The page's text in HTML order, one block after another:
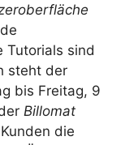
Tutorials sind
steht der
bis Freitag, 9
Billomat
die